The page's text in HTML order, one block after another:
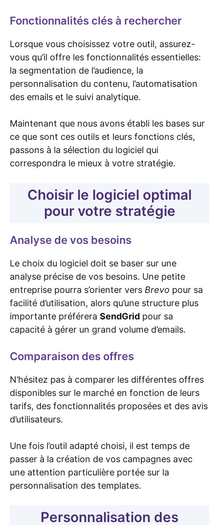
Fonctionnalités clés à rechercher
Lorsque vous choisissez votre outil, assurez-
vous qu’il offre les fonctionnalités essentielles:
la segmentation de l’audience, la
personnalisation du contenu, l’automatisation
des emails et le suivi analytique.
Maintenant que nous avons établi les bases sur
ce que sont ces outils et leurs fonctions clés,
passons à la sélection du logiciel qui
correspondra le mieux à votre stratégie.
Choisir le logiciel optimal
pour votre stratégie
Analyse de vos besoins
Le choix du logiciel doit se baser sur une
analyse précise de vos besoins. Une petite
entreprise pourra s’orienter vers Brevo pour sa
facilité d’utilisation, alors qu’une structure plus
importante préférera SendGrid pour sa
capacité à gérer un grand volume d’emails.
Comparaison des offres
N’hésitez pas à comparer les différentes offres
disponibles sur le marché en fonction de leurs
tarifs, des fonctionnalités proposées et des avis
d’utilisateurs.
Une fois l’outil adapté choisi, il est temps de
passer à la création de vos campagnes avec
une attention particulière portée sur la
personnalisation des templates.
Personnalisation des